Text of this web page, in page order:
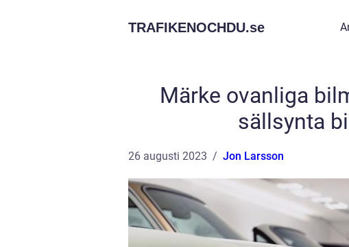
TRAFIKENOCHDU.se
Märke ovanliga
sällsynta
26 augusti 2023 Jon Larsson